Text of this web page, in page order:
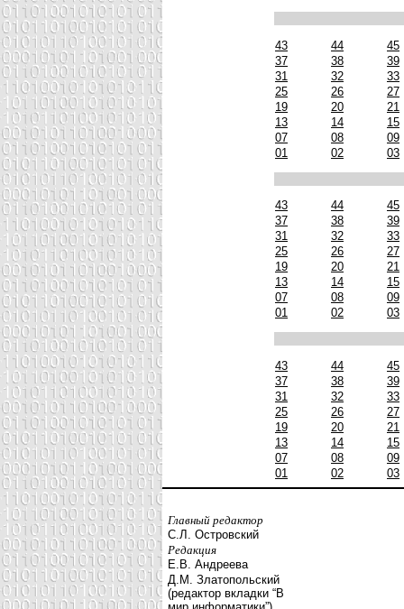
43 44
45
37
38
39
31
32
33
25
26
27
19
20
21
13
14
15
07
08
09
01
02 03
43 44
45
37
38
39
31
32
33
25
26
27
19
20
21
13
14
15
07
08
09
01
02 03
43 44
45
37
38
39
31
32
33
25
26
27
19
20
21
13
14
15
07
08
09
01
02 03
Главный редактор
С.Л. Островский
Редакция
Е.В. Андреева
Д.М. Златопольский
(редактор вкладки “В